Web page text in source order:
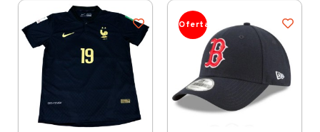
Oferta